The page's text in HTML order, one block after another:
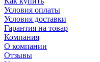
Условия оплаты
Условия доставки
Гарантия на товар
Компания
О компании
Отзывы